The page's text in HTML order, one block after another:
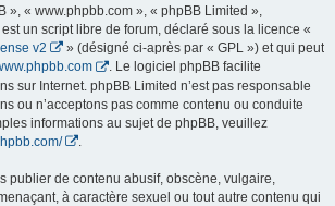
», « www.phpbb.com », « phpBB Limited »,
un script libre de forum, déclaré sous la licence «
v2
» (désigné ci-après par « GPL ») et qui peut
. Le logiciel phpBB facilite
sur Internet. phpBB Limited n’est pas responsable
ou n’acceptons pas comme contenu ou conduite
informations au sujet de phpBB, veuillez
publier de contenu abusif, obscène, vulgaire,
à caractère sexuel ou tout autre contenu qui